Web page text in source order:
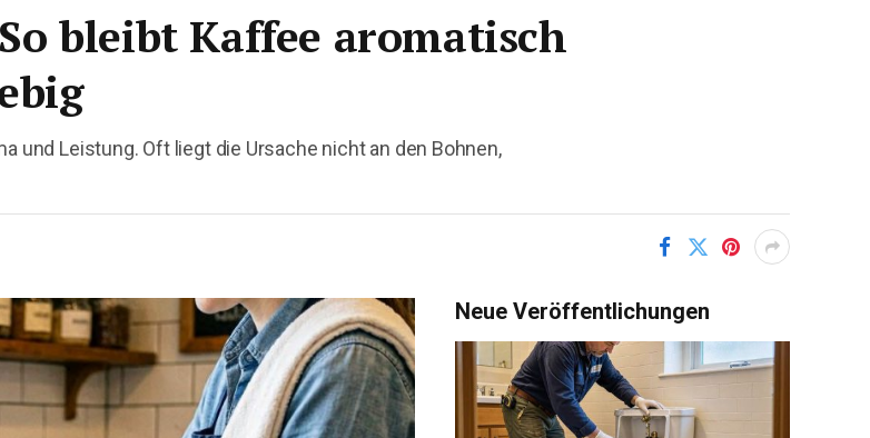
bleibt Kaffee aromatisch
und Leistung. Oft liegt die Ursache nicht an den Bohnen,
Neue Veröffentlichungen